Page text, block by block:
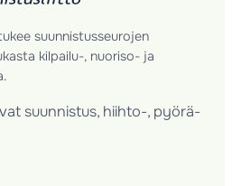
suunnistusseurojen
kilpailu-, nuoriso- ja
suunnistus, hiihto-, pyörä-